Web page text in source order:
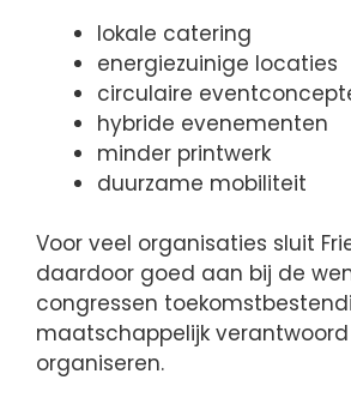
lokale catering
energiezuinige locaties
circulaire
hybride evenementen
minder printwerk
duurzame mobiliteit
Voor veel organisaties sluit
daardoor goed aan bij de
congressen
maatschappelijk
organiseren.